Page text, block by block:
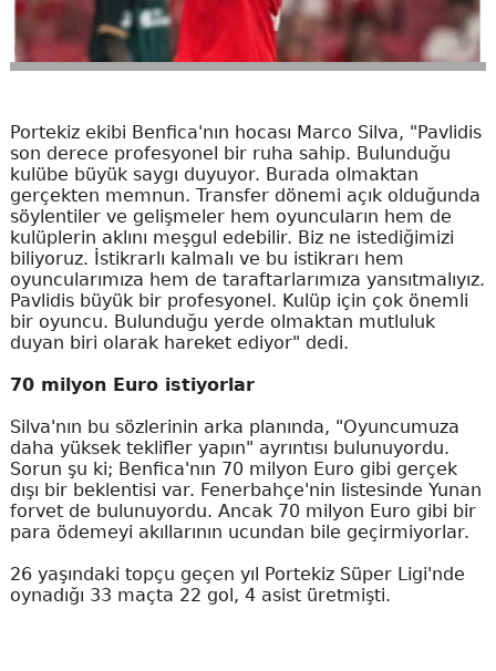
Portekiz ekibi Benfica'nın hocası Marco Silva, "Pavlidis
son derece profesyonel bir ruha sahip. Bulunduğu
kulübe büyük saygı duyuyor. Burada olmaktan
gerçekten memnun. Transfer dönemi açık olduğunda
söylentiler ve gelişmeler hem oyuncuların hem de
kulüplerin aklını meşgul edebilir. Biz ne istediğimizi
biliyoruz. İstikrarlı kalmalı ve bu istikrarı hem
oyuncularımıza hem de taraftarlarımıza yansıtmalıyız.
Pavlidis büyük bir profesyonel. Kulüp için çok önemli
bir oyuncu. Bulunduğu yerde olmaktan mutluluk
duyan biri olarak hareket ediyor" dedi.
70 milyon Euro istiyorlar
Silva'nın bu sözlerinin arka planında, "Oyuncumuza
daha yüksek teklifler yapın" ayrıntısı bulunuyordu.
Sorun şu ki; Benfica'nın 70 milyon Euro gibi gerçek
dışı bir beklentisi var. Fenerbahçe'nin listesinde Yunan
forvet de bulunuyordu. Ancak 70 milyon Euro gibi bir
para ödemeyi akıllarının ucundan bile geçirmiyorlar.
26 yaşındaki topçu geçen yıl Portekiz Süper Ligi'nde
oynadığı 33 maçta 22 gol, 4 asist üretmişti.